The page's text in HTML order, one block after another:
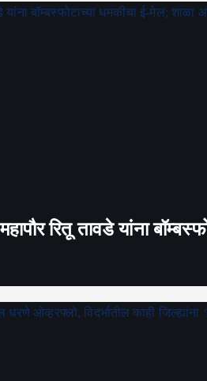
रितू तावडे यांना